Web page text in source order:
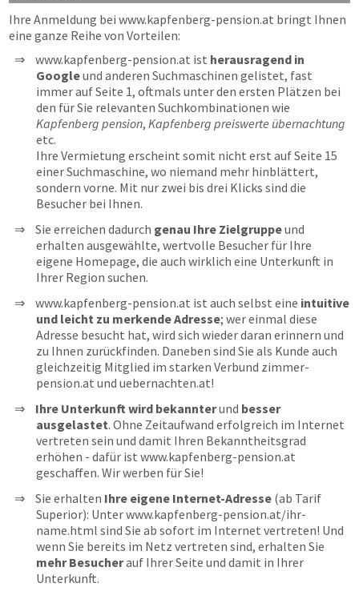
Ihre Anmeldung bei www.kapfenberg-pension.at bringt Ihnen
eine ganze Reihe von Vorteilen:
www.kapfenberg-pension.at ist herausragend in
Googleund anderen Suchmaschinen gelistet, fast
immer auf Seite 1, oftmals unter den ersten Plätzen bei
den für Sie relevanten Suchkombinationen wie
Kapfenberg pension, Kapfenberg preiswerte übernachtung
etc.
Ihre Vermietung erscheint somit nicht erst auf Seite 15
einer Suchmaschine, wo niemand mehr hinblättert,
sondern vorne. Mit nur zwei bis drei Klicks sind die
Besucher bei Ihnen.
Sie erreichen dadurch genau Ihre Zielgruppeund
erhalten ausgewählte, wertvolle Besucher für Ihre
eigene Homepage, die auch wirklich eine Unterkunft in
Ihrer Region suchen.
www.kapfenberg-pension.at ist auch selbst eine intuitive
und leicht zu merkende Adresse; wer einmal diese
Adresse besucht hat, wird sich wieder daran erinnern und
zu Ihnen zurückfinden. Daneben sind Sie als Kunde auch
gleichzeitig Mitglied im starken Verbund zimmer-
pension.at und uebernachten.at!
Ihre Unterkunft wird bekannterund besser
ausgelastet. Ohne Zeitaufwand erfolgreich im Internet
vertreten sein und damit Ihren Bekanntheitsgrad
erhöhen - dafür ist www.kapfenberg-pension.at
geschaffen. Wir werben für Sie!
Sie erhalten Ihre eigene Internet-Adresse (ab Tarif
Superior): Unter www.kapfenberg-pension.at/ihr-
name.html sind Sie ab sofort im Internet vertreten! Und
wenn Sie bereits im Netz vertreten sind, erhalten Sie
mehr Besucherauf Ihrer Seite und damit in Ihrer
Unterkunft.